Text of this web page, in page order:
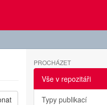
PROCHÁZET
Vše v repozitáři
Typy publikací